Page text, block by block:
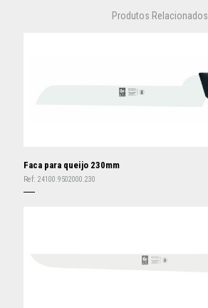
Produtos Relacionados
Faca para queijo 230mm
Ref: 24100.9502000.230